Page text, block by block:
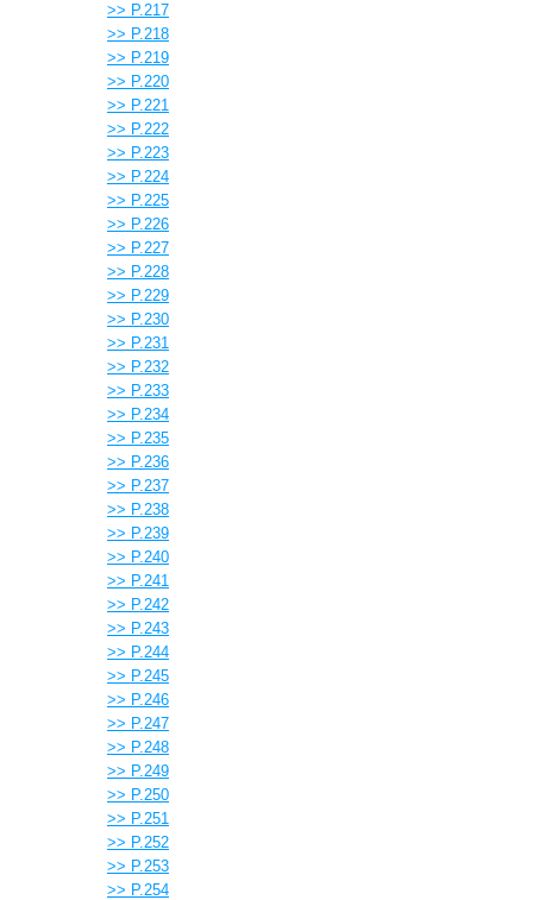
>> P.217
>> P.218
>> P.219
>> P.220
>> P.221
>> P.222
>> P.223
>> P.224
>> P.225
>> P.226
>> P.227
>> P.228
>> P.229
>> P.230
>> P.231
>> P.232
>> P.233
>> P.234
>> P.235
>> P.236
>> P.237
>> P.238
>> P.239
>> P.240
>> P.241
>> P.242
>> P.243
>> P.244
>> P.245
>> P.246
>> P.247
>> P.248
>> P.249
>> P.250
>> P.251
>> P.252
>> P.253
>> P.254